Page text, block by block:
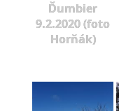
Ďumbier
9.2.2020 (foto
Horňák)